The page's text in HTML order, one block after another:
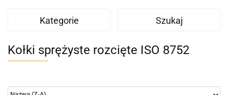
Zgody cookies
Kategorie Szukaj
Kołki sprężyste rozcięte ISO 8752